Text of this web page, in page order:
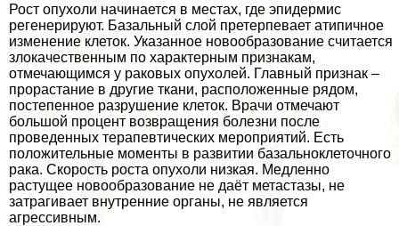
Рост опухоли начинается в местах, где эпидермис
регенерируют. Базальный слой претерпевает атипичное
изменение клеток. Указанное новообразование считается
злокачественным по хаpaктерным признакам,
отмечающимся у paковых опухолей. Главный признак –
прорастание в другие ткани, расположенные рядом,
постепенное разрушение клеток. Врачи отмечают
большой процент возвращения болезни после
проведенных терапевтических мероприятий. Есть
положительные моменты в развитии базальноклеточного
paка. Скорость роста опухоли низкая. Медленно
растущее новообразование не даёт метастазы, не
затрагивает внутренние органы, не является
агрессивным.